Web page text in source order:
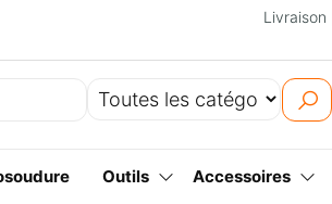
Livraison |
Outils Accessoires